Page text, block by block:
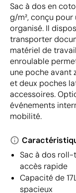
Sac à dos en
g/m², conçu
organisé. Il
transporter
matériel de
enroulable
une poche avant
et deux poches
accessoires.
événements
mobilité.
Sac à dos
accès rapide
Capacité de
spacieux